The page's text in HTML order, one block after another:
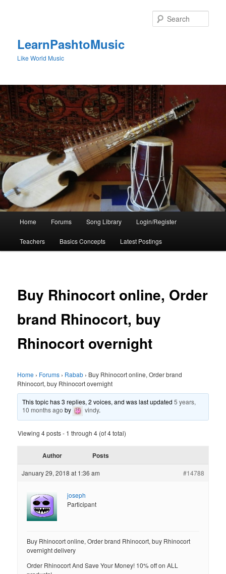
LearnPashtoMusic
Like World Music
Home Forums Song Library Login/Register
Teachers Basics Concepts Latest Postings
Buy Rhinocort online, Order
brand Rhinocort, buy
Rhinocort overnight
Home › Forums › Rabab › Buy Rhinocort online, Order brand
Rhinocort, buy Rhinocort overnight
This topic has 3 replies, 2 voices, and was last updated5 years,
10 months ago by vindy.
Viewing 4 posts - 1 through 4 (of 4 total)
Author Posts
January 29, 2018 at 1:36 am #14788
joseph
Participant
Buy Rhinocort online, Order brand Rhinocort, buy Rhinocort
overnight delivery
Order Rhinocort And Save Your Money! 10% off on ALL